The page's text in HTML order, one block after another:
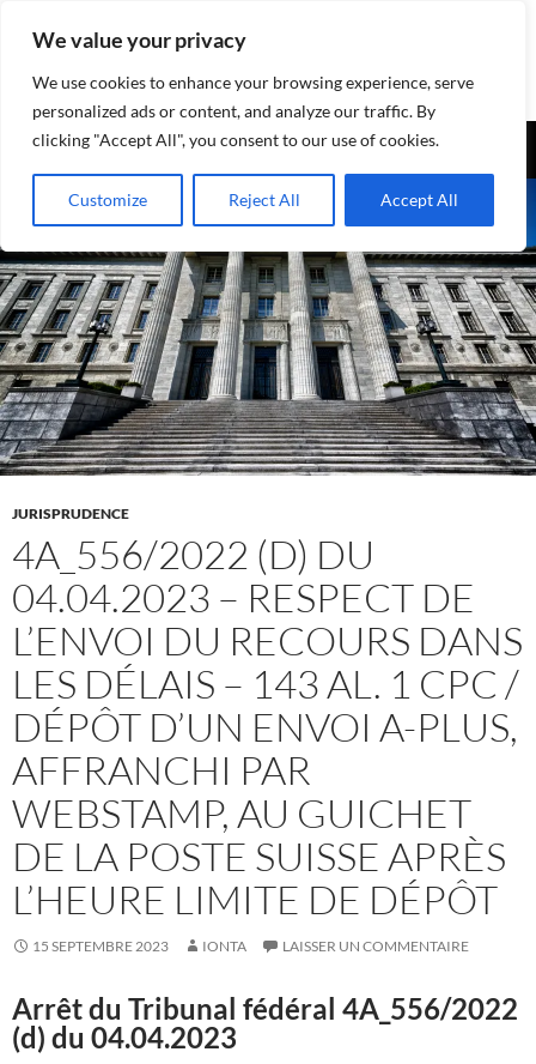
We value your privacy
We use cookies to enhance your browsing experience, serve
personalized ads or content, and analyze our traffic. By
clicking "Accept All", you consent to our use of cookies.
Customize Reject All Accept All
Assurances-sociales.info
Recherche
JURISPRUDENCE
4A_556/2022 (D) DU
04.04.2023 – RESPECT DE
L’ENVOI DU RECOURS DANS
LES DÉLAIS – 143 AL. 1 CPC /
DÉPÔT D’UN ENVOI A-PLUS,
AFFRANCHI PAR
WEBSTAMP, AU GUICHET
DE LA POSTE SUISSE APRÈS
L’HEURE LIMITE DE DÉPÔT
15 SEPTEMBRE 2023 IONTA LAISSER UN COMMENTAIRE
Arrêt du Tribunal fédéral 4A_556/2022
(d) du 04.04.2023